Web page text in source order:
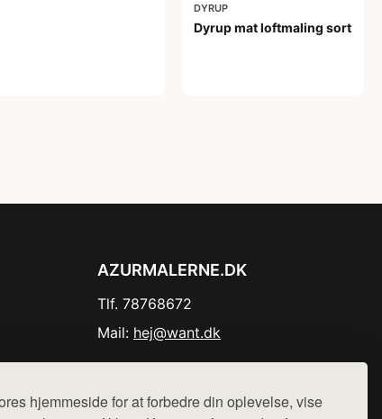
hjemmeside for at forbedre din oplevelse, vise
DYRUP
Dyrup mat loftmaling sort
AZURMALERNE.DK
Tlf. 78768672
Mail: hej@want.dk